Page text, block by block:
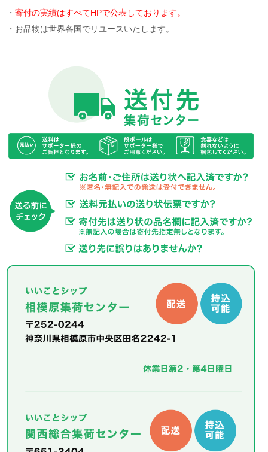
・寄付の実績はすべてHPで公表しております。
・お品物は世界各国でリユースいたします。